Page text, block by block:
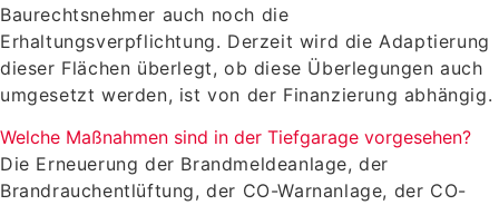
Baurechtsnehmer auch noch die
Erhaltungsverpflichtung. Derzeit wird die Adaptierung
dieser Flächen überlegt, ob diese Überlegungen auch
umgesetzt werden, ist von der Finanzierung abhängig.
Welche Maßnahmen sind in der Tiefgarage vorgesehen?
Die Erneuerung der Brandmeldeanlage, der
Brandrauchentlüftung, der CO-Warnanlage, der CO-